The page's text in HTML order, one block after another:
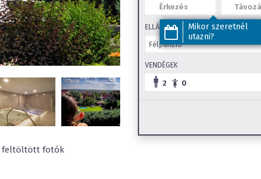
feltöltött fotók
Kültéri úszómedence
Wifi
Kültéri gyerekmedence
Beltéri
Beltéri gyerekmedence
Szauna
Mikor szeretnél
utazni?
ELLÁTÁS
VENDÉGEK
2 0